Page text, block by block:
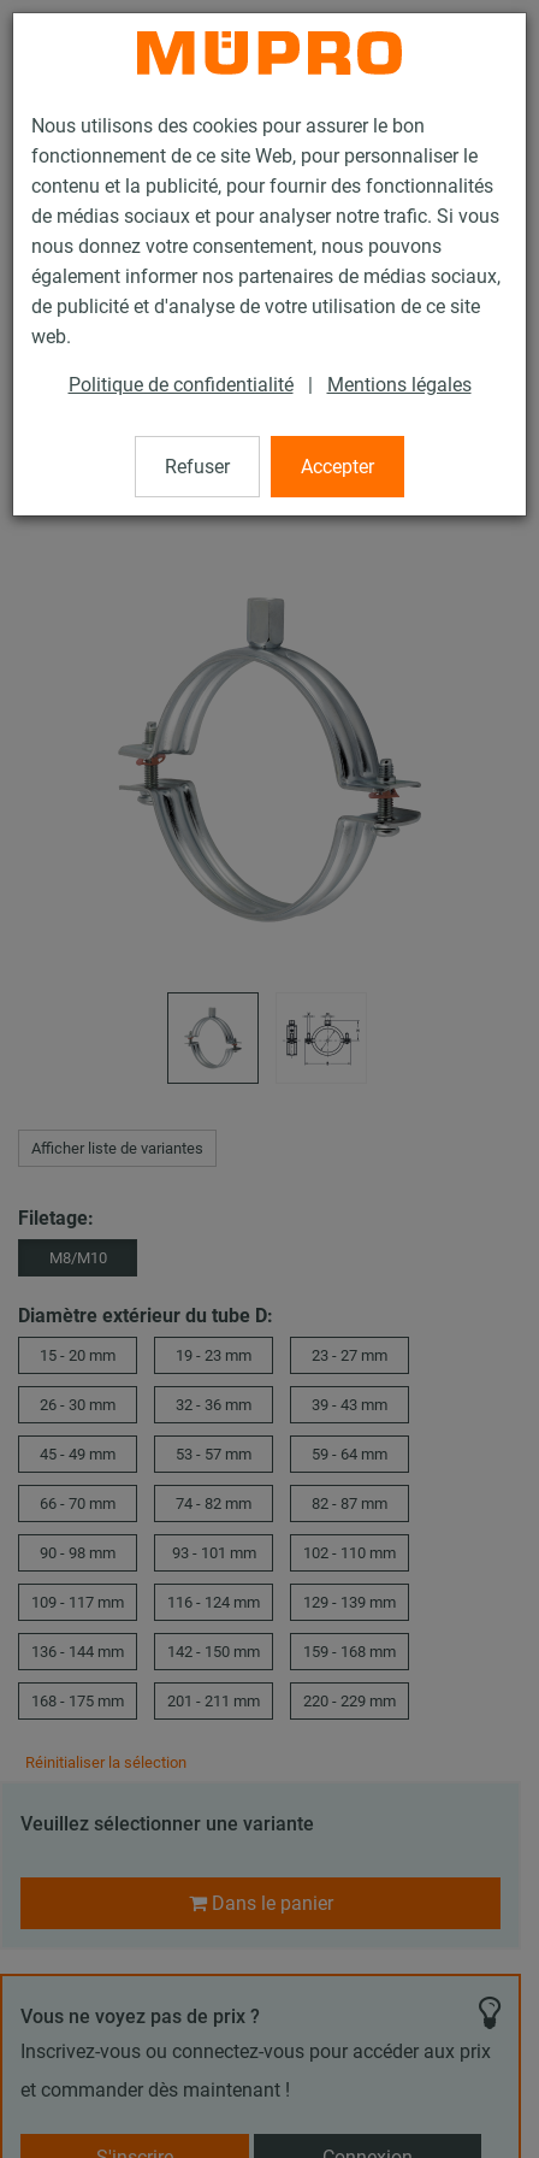
Nous utilisons des cookies pour assurer le bon
fonctionnement de ce site Web, pour personnaliser le
contenu et la publicité, pour fournir des fonctionnalités
de médias sociaux et pour analyser notre trafic. Si vous
nous donnez votre consentement, nous pouvons
également informer nos partenaires de médias sociaux,
de publicité et d'analyse de votre utilisation de ce site
web.
Politique de confidentialité | Mentions légales
Refuser Accepter
Contact
Produits Technique de fixation Colliers EURO-QUICK® type EXP
7 / 60
EURO-QUICK® type EXP
sans garniture, électrozingué
Afficher liste de variantes
Filetage:
M8/M10
Diamètre extérieur du tube D:
15 - 20 mm 19 - 23 mm 23 - 27 mm
26 - 30 mm 32 - 36 mm 39 - 43 mm
45 - 49 mm 53 - 57 mm 59 - 64 mm
66 - 70 mm 74 - 82 mm 82 - 87 mm
90 - 98 mm 93 - 101 mm 102 - 110 mm
109 - 117 mm 116 - 124 mm 129 - 139 mm
136 - 144 mm 142 - 150 mm 159 - 168 mm
168 - 175 mm 201 - 211 mm 220 - 229 mm
Réinitialiser la sélection
Veuillez sélectionner une variante
Dans le panier
Vous ne voyez pas de prix ?
Inscrivez-vous ou connectez-vous pour accéder aux prix
et commander dès maintenant !